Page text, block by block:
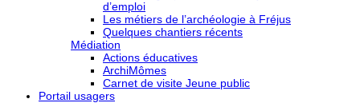
d’emploi
Les métiers de l’archéologie à Fréjus
Quelques chantiers récents
Médiation
Actions éducatives
ArchiMômes
Carnet de visite Jeune public
Portail usagers